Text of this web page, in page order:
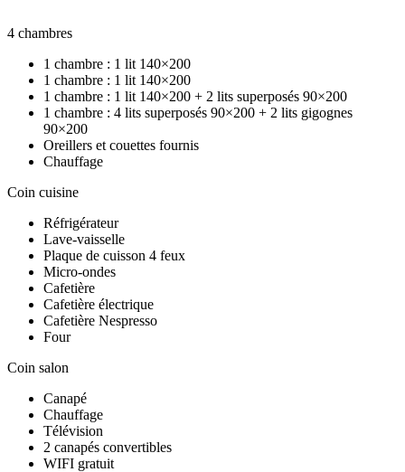
4 chambres
1 chambre : 1 lit 140×200
1 chambre : 1 lit 140×200
1 chambre : 1 lit 140×200 + 2 lits superposés 90×200
1 chambre : 4 lits superposés 90×200 + 2 lits gigognes
90×200
Oreillers et couettes fournis
Chauffage
Coin cuisine
Réfrigérateur
Lave-vaisselle
Plaque de cuisson 4 feux
Micro-ondes
Cafetière
Cafetière électrique
Cafetière Nespresso
Four
Coin salon
Canapé
Chauffage
Télévision
2 canapés convertibles
WIFI gratuit